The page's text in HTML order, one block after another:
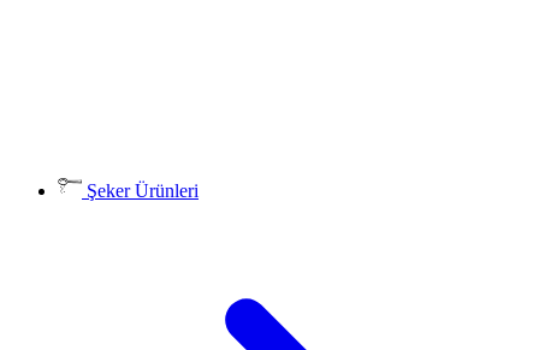
Şeker Ürünleri